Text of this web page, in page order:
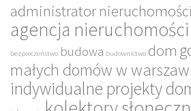
administrator
agencja
bezpieczeństwo budowa budownictwo dom
małych domów w
indywidualne projekty